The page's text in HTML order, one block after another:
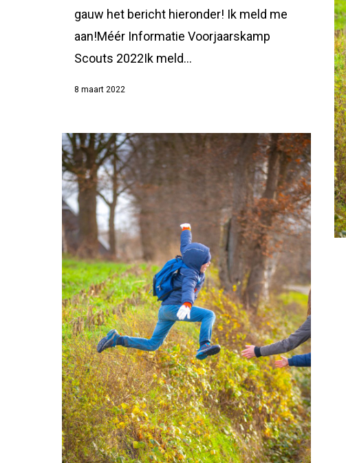
gauw het bericht hieronder! Ik meld me
aan!Méér Informatie Voorjaarskamp
Scouts 2022Ik meld...
8 maart 2022